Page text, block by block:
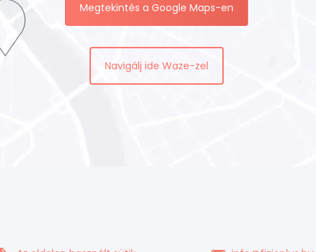
Megtekintés a Google Maps-en
Navigálj ide Waze-zel